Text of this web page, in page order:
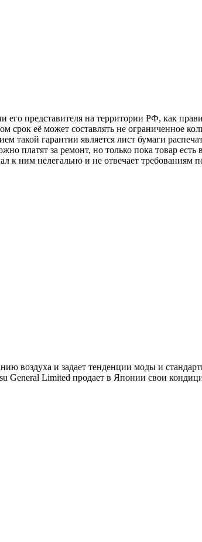
его представителя на территории РФ, как
срок её может составлять не ограниченное
такой гарантии является лист бумаги
платят за ремонт, но только пока товар есть
ним нелегально и не отвечает требованиям по
воздуха и задает тенденции моды и
General Limited продает в Японии свои